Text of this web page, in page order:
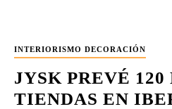
INTERIORISMO DECORACIÓN
JYSK PREVÉ 120
TIENDAS EN